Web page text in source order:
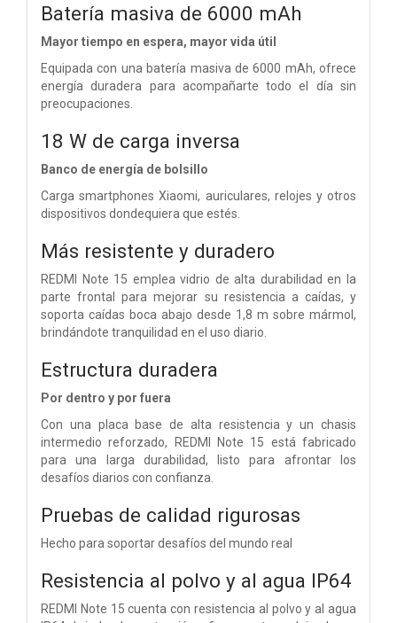
Batería masiva de 6000 mAh
Mayor tiempo en espera, mayor vida útil
Equipada con una batería masiva de 6000 mAh, ofrece
energía duradera para acompañarte todo el día sin
preocupaciones.
18 W de carga inversa
Banco de energía de bolsillo
Carga smartphones Xiaomi, auriculares, relojes y otros
dispositivos dondequiera que estés.
Más resistente y duradero
REDMI Note 15 emplea vidrio de alta durabilidad en la
parte frontal para mejorar su resistencia a caídas, y
soporta caídas boca abajo desde 1,8 m sobre mármol,
brindándote tranquilidad en el uso diario.
Estructura duradera
Por dentro y por fuera
Con una placa base de alta resistencia y un chasis
intermedio reforzado, REDMI Note 15 está fabricado
para una larga durabilidad, listo para afrontar los
desafíos diarios con confianza.
Pruebas de calidad rigurosas
Hecho para soportar desafíos del mundo real
Resistencia al polvo y al agua IP64
REDMI Note 15 cuenta con resistencia al polvo y al agua